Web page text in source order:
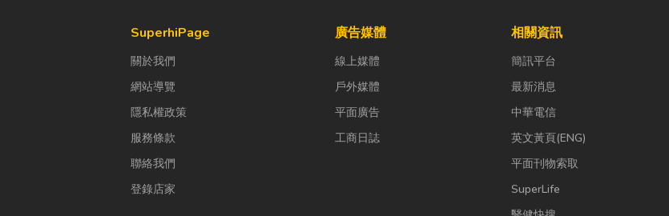
SuperhiPage
關於我們
網站導覽
隱私權政策
服務條款
聯絡我們
登錄店家
廣告媒體
線上媒體
戶外媒體
平面廣告
工商日誌
相關資訊
簡訊平台
最新消息
中華電信
英文黃頁(ENG)
平面刊物索取
SuperLife